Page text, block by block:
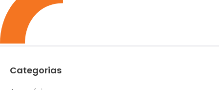
Categorias